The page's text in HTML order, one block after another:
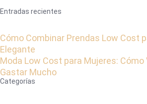
Entradas recientes
Cómo Combinar Prendas Low Cost
Elegante
Moda Low Cost para Mujeres: Cómo
Gastar Mucho
Categorías